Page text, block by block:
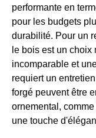
performante en
pour les budgets
durabilité. Pour un
le bois est un
incomparable et
requiert un
forgé peuvent être
ornemental,
une touche